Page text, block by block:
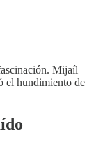
Mijaíl
el hundimiento de